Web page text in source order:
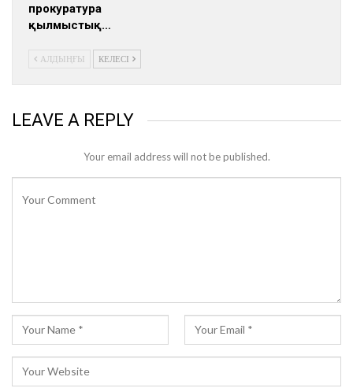
прокуратура
қылмыстық…
АЛДЫҢҒЫ КЕЛЕСІ
LEAVE A REPLY
Your email address will not be published.